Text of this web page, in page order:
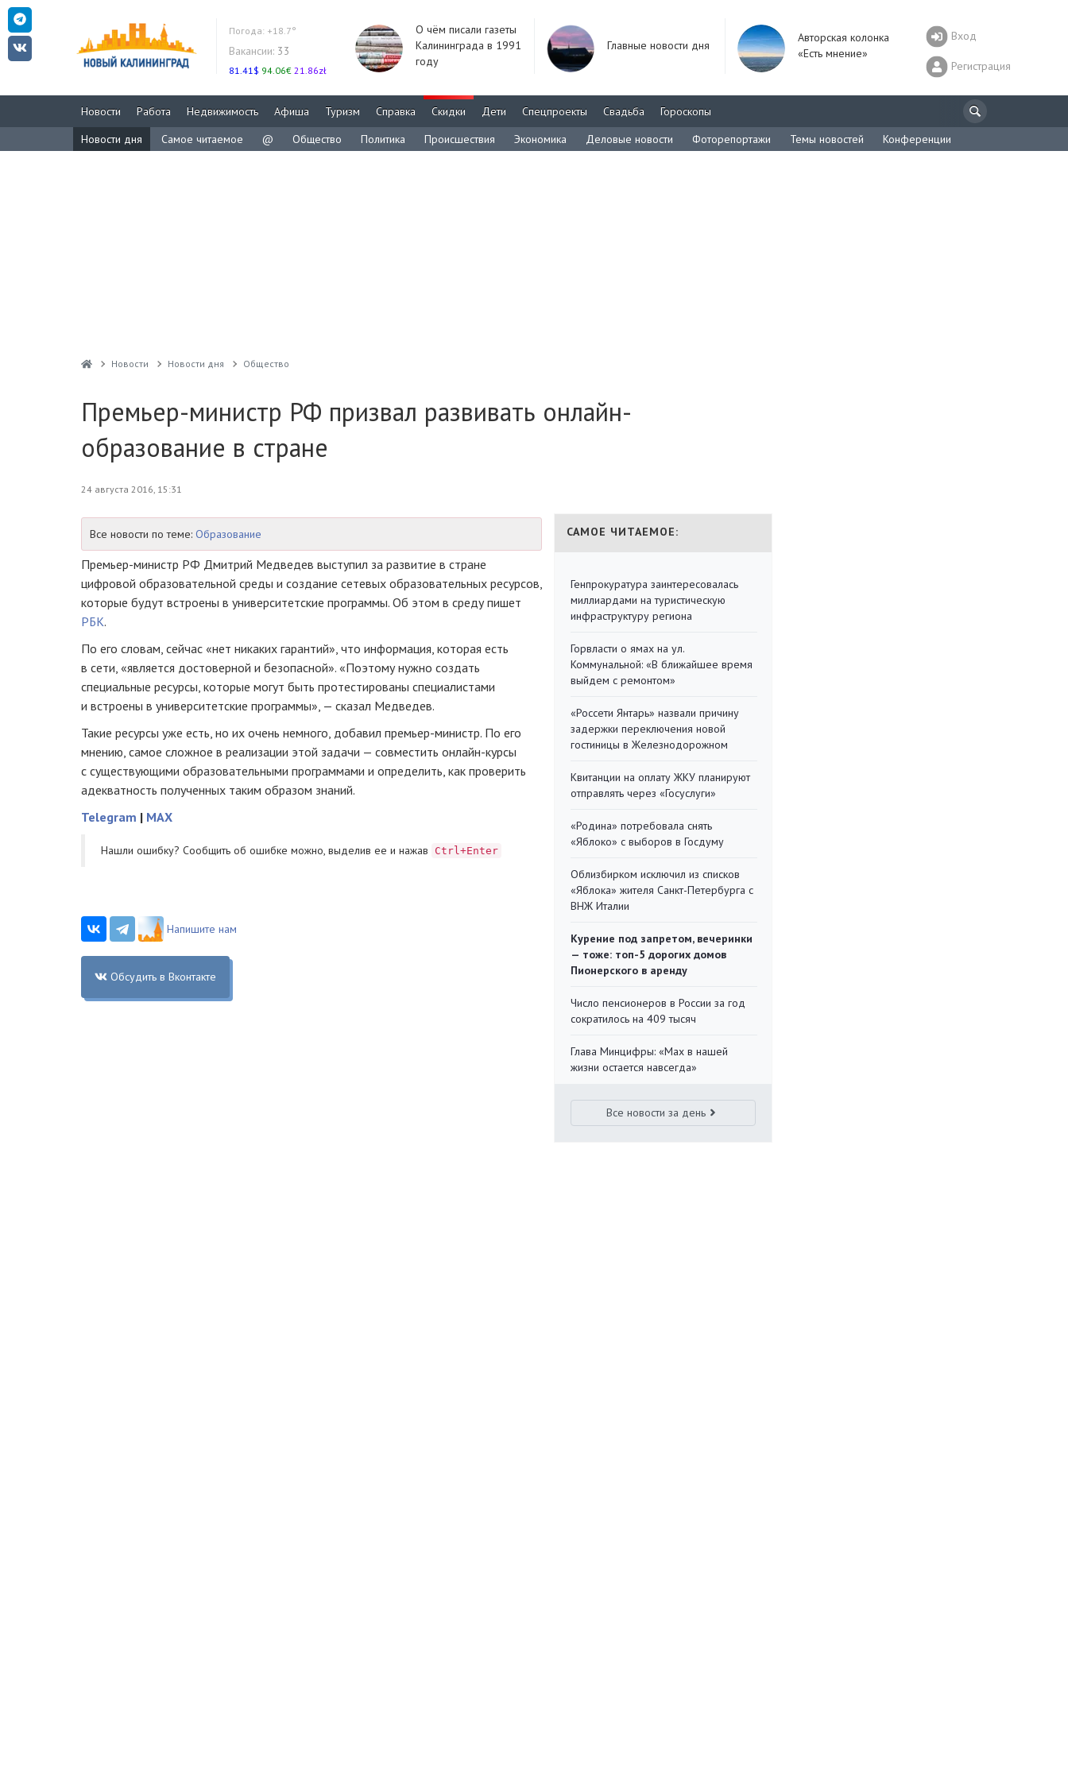
Погода: +18.7°
Вакансии: 33
81.41$ 94.06€ 21.86zł
О чём писали газеты
Калининграда в 1991
году
Главные новости дня
Авторская колонка
«Есть мнение»
Вход
Регистрация
Новости Работа Недвижимость Афиша Туризм Справка Скидки Дети Спецпроекты Свадьба
Гороскопы
Новости дня
Самое читаемое @ Общество Политика Происшествия Экономика Деловые новости Фоторепортажи Темы новостей Конференции
Новости Новости дня Общество
Премьер-министр РФ призвал развивать онлайн-
образование в стране
24 августа 2016, 15:31
Все новости по теме: Образование
Премьер-министр РФ Дмитрий Медведев выступил за развитие в стране
цифровой образовательной среды и создание сетевых образовательных ресурсов,
которые будут встроены в университетские программы. Об этом в среду пишет
РБК.
По его словам, сейчас «нет никаких гарантий», что информация, которая есть
в сети, «является достоверной и безопасной». «Поэтому нужно создать
специальные ресурсы, которые могут быть протестированы специалистами
и встроены в университетские программы», — сказал Медведев.​
Такие ресурсы уже есть, но их очень немного, добавил премьер-министр. По его
мнению, самое сложное в реализации этой задачи — совместить онлайн-курсы
с существующими образовательными программами и определить, как проверить
адекватность полученных таким образом знаний.​
Telegram | MAX
Нашли ошибку? Cообщить об ошибке можно, выделив ее и нажав Ctrl+Enter
Напишите нам
Обсудить в Вконтакте
САМОЕ ЧИТАЕМОЕ:
Генпрокуратура заинтересовалась
миллиардами на туристическую
инфраструктуру региона
Горвласти о ямах на ул.
Коммунальной: «В ближайшее время
выйдем с ремонтом»
«Россети Янтарь» назвали причину
задержки переключения новой
гостиницы в Железнодорожном
Квитанции на оплату ЖКУ планируют
отправлять через «Госуслуги»
«Родина» потребовала снять
«Яблоко» с выборов в Госдуму
Облизбирком исключил из списков
«Яблока» жителя Санкт-Петербурга с
ВНЖ Италии
Курение под запретом, вечеринки
— тоже: топ-5 дорогих домов
Пионерского в аренду
Число пенсионеров в России за год
сократилось на 409 тысяч
Глава Минцифры: «Мах в нашей
жизни остается навсегда»
Все новости за день